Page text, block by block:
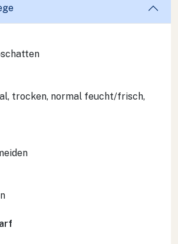
trocken, normal feucht/frisch,